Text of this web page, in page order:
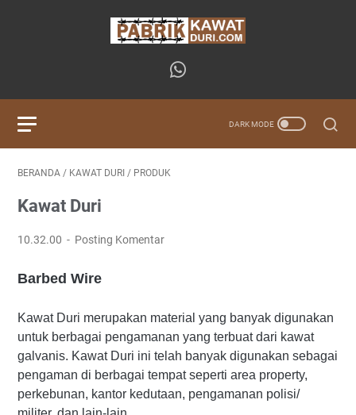
BERANDA / KAWAT DURI / PRODUK
Kawat Duri
10.32.00 Posting Komentar
Barbed Wire
Kawat Duri merupakan material yang banyak digunakan
untuk berbagai pengamanan yang terbuat dari kawat
galvanis. Kawat Duri ini telah banyak digunakan sebagai
pengaman di berbagai tempat seperti area property,
perkebunan, kantor kedutaan, pengamanan polisi/